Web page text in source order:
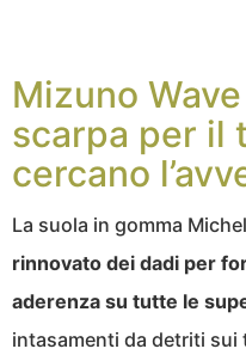
Mizuno
scarpa per il
cercano
La suola in gomma
rinnovato dei dadi per
aderenza su tutte le
intasamenti da detriti